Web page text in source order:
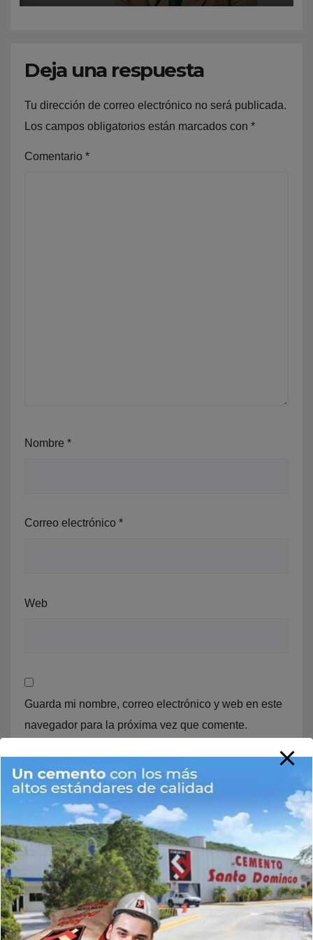
Deja una respuesta
Tu dirección de correo electrónico no será publicada.
Los campos obligatorios están marcados con *
Comentario *
Nombre *
Correo electrónico *
Web
Guarda mi nombre, correo electrónico y web en este
navegador para la próxima vez que comente.